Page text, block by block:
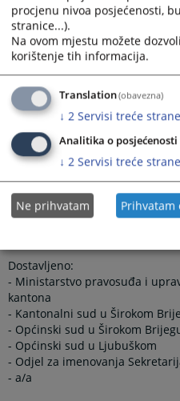
sada ukupan broj
Imenovanje redovnih i
izvršiće se na način i po
Visokom sudskom i tužilačkom
sudskog i tužilačkog vijeća BiH
Ova odluka stupa na snagu
Milorad Novković
predsjednik Visokog sudskog i
Hercegovine
Dostavljeno:
- Ministarstvo pravosuđa i
kantona
- Kantonalni sud u Širokom
- Općinski sud u Širokom
- Općinski sud u Ljubuškom
- Odjel za imenovanja
- a/a
procjenu nivoa posjećenosti,
stranice...).
Na ovom mjestu možete
korištenje tih informacija.
Translation(obavezna)
↓ 2 Servisi treće strane
Analitika o
↓ 2 Servisi treće strane
Ne prihvatam Prihvatam